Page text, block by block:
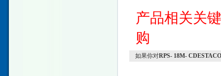
产品相关关
购
如果你对RPS- 18M-